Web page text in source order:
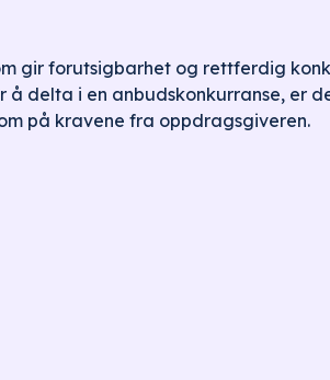
gir forutsigbarhet og rettferdig
delta i en anbudskonkurranse, er
på kravene fra oppdragsgiveren.